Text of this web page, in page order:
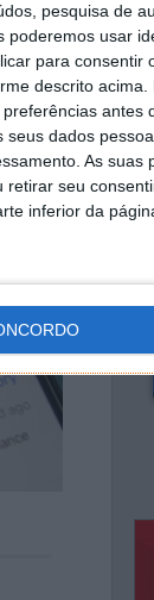
pesquisa de
poderemos usar
para consentir
descrito acima.
antes
dados
As suas
retirar seu
inferior da